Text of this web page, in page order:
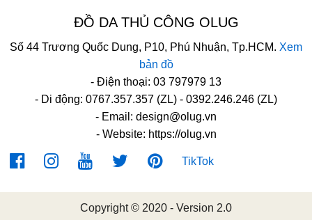
ĐỒ DA THỦ CÔNG OLUG
Số 44 Trương Quốc Dung, P10, Phú Nhuận, Tp.HCM. Xem
bản đồ
- Điện thoại: 03 797979 13
- Di động: 0767.357.357 (ZL) - 0392.246.246 (ZL)
- Email: design@olug.vn
- Website: https://olug.vn
TikTok
Copyright © 2020 - Version 2.0